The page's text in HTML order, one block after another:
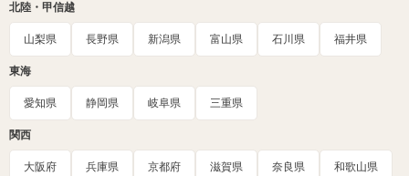
北陸・甲信越
山梨県 長野県 新潟県 富山県 石川県 福井県
東海
愛知県 静岡県 岐阜県 三重県
関西
大阪府 兵庫県 京都府 滋賀県 奈良県 和歌山県